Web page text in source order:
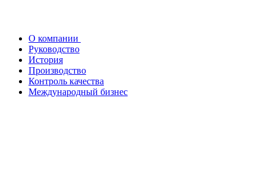
О компании
Руководство
История
Производство
Контроль качества
Международный бизнес